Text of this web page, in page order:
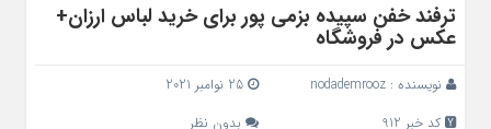
ترفند خفن سپیده بزمی پور برای خرید لباس ارزان+
عکس در فروشگاه
نویسنده : nodademrooz
25 نوامبر 2021
کد خبر 912
بدون نظر